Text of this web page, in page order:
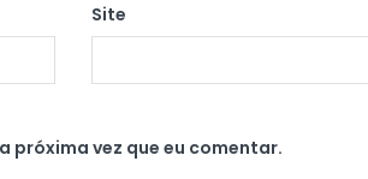
Site
próxima vez que eu comentar.